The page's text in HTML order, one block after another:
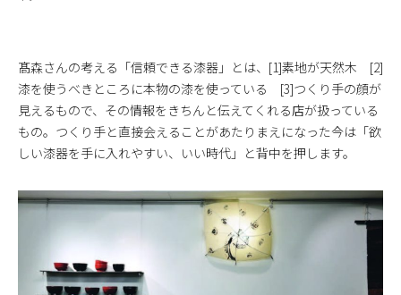
髙森さんの考える「信頼できる漆器」とは、[1]素地が天然木 [2]
漆を使うべきところに本物の漆を使っている [3]つくり手の顔が
見えるもので、その情報をきちんと伝えてくれる店が扱っている
もの。つくり手と直接会えることがあたりまえになった今は「欲
しい漆器を手に入れやすい、いい時代」と背中を押します。